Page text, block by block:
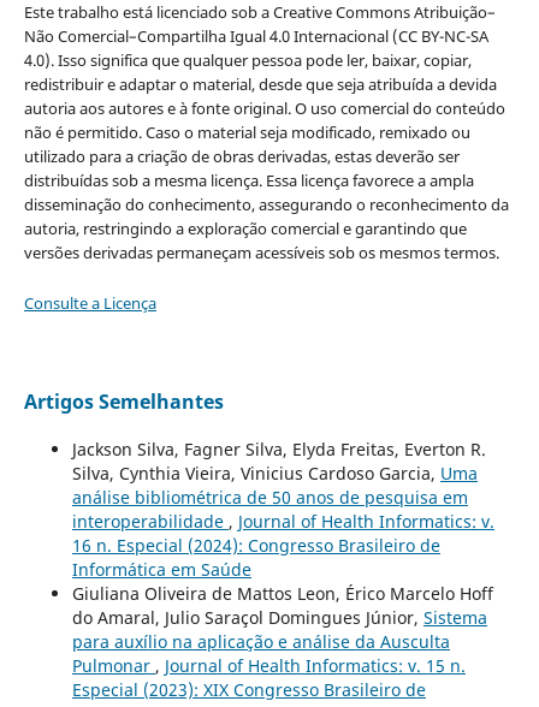
Este trabalho está licenciado sob a Creative Commons Atribuição–
Não Comercial–Compartilha Igual 4.0 Internacional (CC BY-NC-SA
4.0). Isso significa que qualquer pessoa pode ler, baixar, copiar,
redistribuir e adaptar o material, desde que seja atribuída a devida
autoria aos autores e à fonte original. O uso comercial do conteúdo
não é permitido. Caso o material seja modificado, remixado ou
utilizado para a criação de obras derivadas, estas deverão ser
distribuídas sob a mesma licença. Essa licença favorece a ampla
disseminação do conhecimento, assegurando o reconhecimento da
autoria, restringindo a exploração comercial e garantindo que
versões derivadas permaneçam acessíveis sob os mesmos termos.
Consulte a Licença
Artigos Semelhantes
Jackson Silva, Fagner Silva, Elyda Freitas, Everton R.
Silva, Cynthia Vieira, Vinicius Cardoso Garcia, Uma
análise bibliométrica de 50 anos de pesquisa em
interoperabilidade , Journal of Health Informatics: v.
16 n. Especial (2024): Congresso Brasileiro de
Informática em Saúde
Giuliana Oliveira de Mattos Leon, Érico Marcelo Hoff
do Amaral, Julio Saraçol Domingues Júnior, Sistema
para auxílio na aplicação e análise da Ausculta
Pulmonar , Journal of Health Informatics: v. 15 n.
Especial (2023): XIX Congresso Brasileiro de